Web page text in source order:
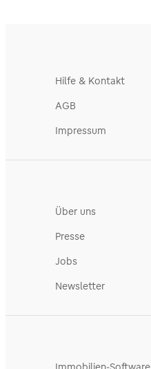
Hilfe & Kontakt
AGB
Impressum
Über uns
Presse
Jobs
Newsletter